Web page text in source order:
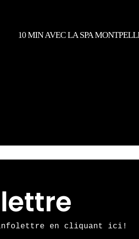
10 MIN AVEC LA SPA
infolettre en cliquant ici!